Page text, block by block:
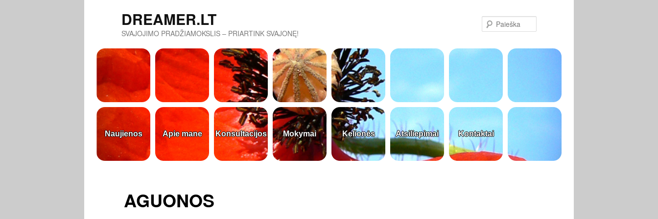
DREAMER.LT
SVAJOJIMO PRADŽIAMOKSLIS – PRIARTINK SVAJONĘ!
Naujienos Apie mane Konsultacijos Mokymai Kelionės Atsiliepimai Kontaktai
AGUONOS